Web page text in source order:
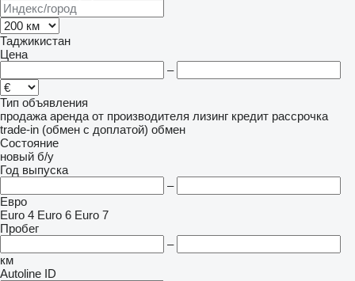
Таджикистан
Цена
–
Тип объявления
продажа аренда от производителя лизинг кредит рассрочка
trade-in (обмен с доплатой) обмен
Состояние
новый б/у
Год выпуска
–
Евро
Euro 4 Euro 6 Euro 7
Пробег
–
км
Autoline ID